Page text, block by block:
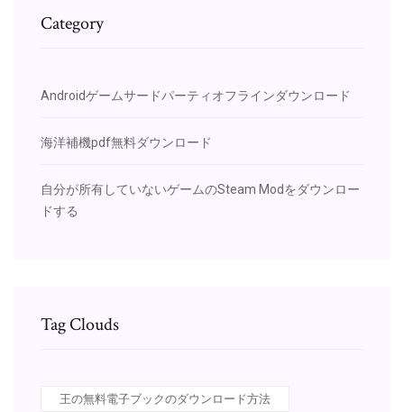
Category
Androidゲームサードパーティオフラインダウンロード
海洋補機pdf無料ダウンロード
自分が所有していないゲームのSteam Modをダウンロー
ドする
Tag Clouds
王の無料電子ブックのダウンロード方法